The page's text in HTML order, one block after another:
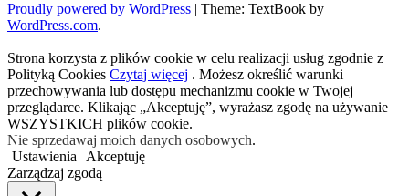
Proudly powered by WordPress | Theme: TextBook by
WordPress.com.
Strona korzysta z plików cookie w celu realizacji usług zgodnie z
Polityką Cookies Czytaj więcej . Możesz określić warunki
przechowywania lub dostępu mechanizmu cookie w Twojej
przeglądarce. Klikając „Akceptuję”, wyrażasz zgodę na używanie
WSZYSTKICH plików cookie.
Nie sprzedawaj moich danych osobowych.
Ustawienia
Akceptuję
Zarządzaj zgodą